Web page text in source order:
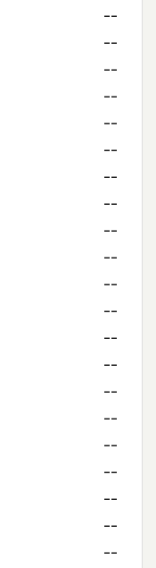
--
--
--
--
--
--
--
--
--
--
--
--
--
--
--
--
--
--
--
--
--